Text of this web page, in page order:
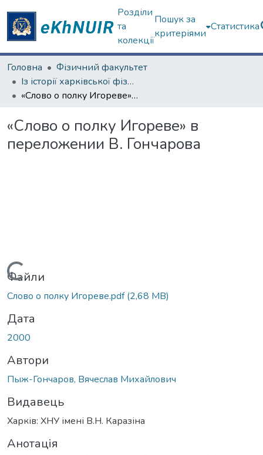
Розділи
та
колекції
Пошук за
критеріями
Статистика
Головна
Фізичний факультет
Із історії харківської фізичної школи
«Слово о полку Игореве» в переложении В. Гончарова
«Слово о полку Игореве» в
переложении В. Гончарова
Вантажиться...
Файли
Слово о полку Игореве.pdf(2,68 MB)
Дата
2000
Автори
Пыж-Гончаров, Вячеслав Михайлович
Видавець
Харків: ХНУ імені В.Н. Каразіна
Анотація